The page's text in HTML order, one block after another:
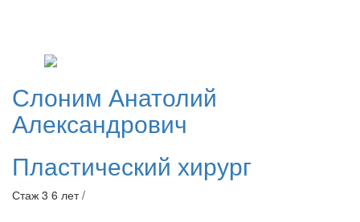
Слоним Анатолий
Александрович
Пластический хирург
Стаж 3 6 лет /